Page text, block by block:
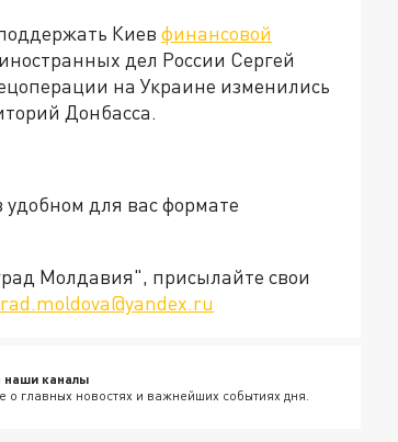
Киев финансовой
дел России Сергей
на Украине изменились
Донбасса.
удобном для вас формате
Молдавия", присылайте свои
наши каналы
о главных новостях и важнейших событиях дня.